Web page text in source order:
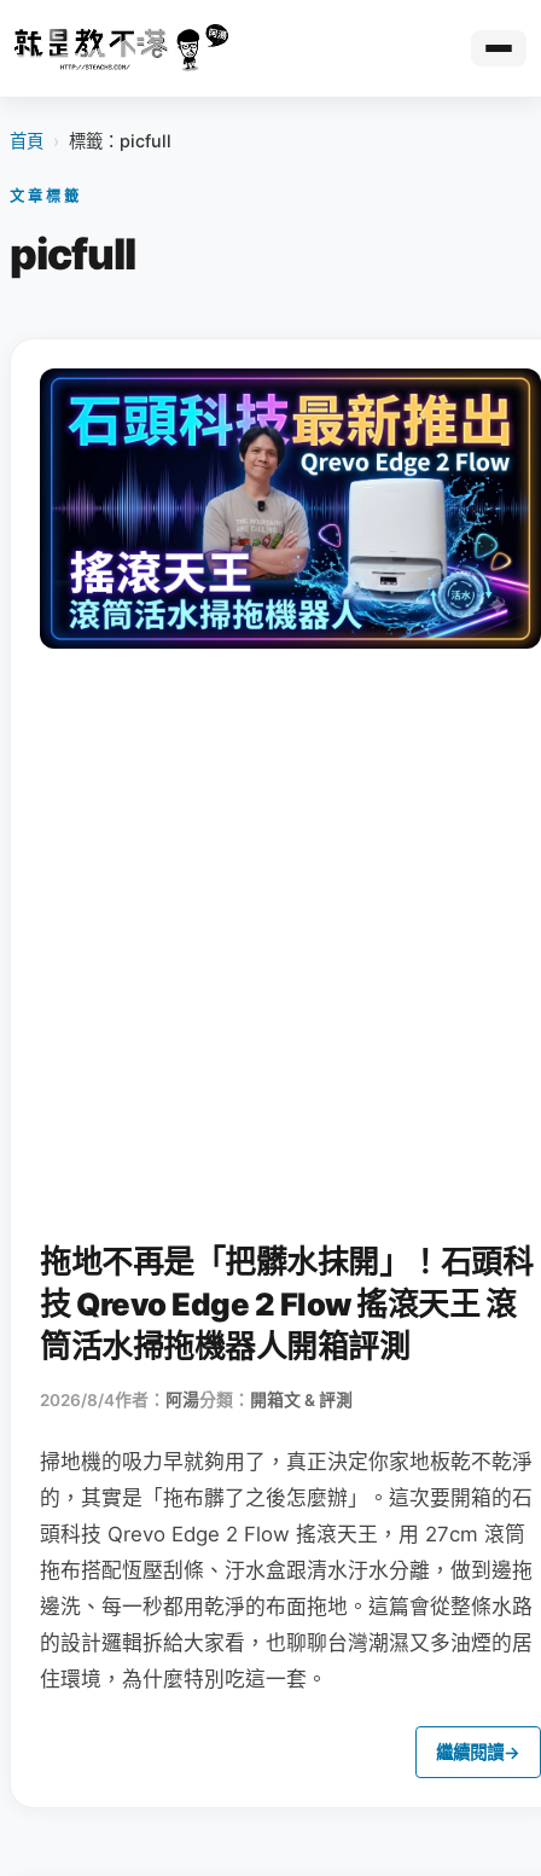
首頁 › 標籤：picfull
文章標籤
picfull
拖地不再是「把髒水抹開」！石頭科
技 Qrevo Edge 2 Flow 搖滾天王 滾
筒活水掃拖機器人開箱評測
2026/8/4作者： 阿湯分類： 開箱文 & 評測
掃地機的吸力早就夠用了，真正決定你家地板乾不乾淨
的，其實是「拖布髒了之後怎麼辦」。這次要開箱的石
頭科技 Qrevo Edge 2 Flow 搖滾天王，用 27cm 滾筒
拖布搭配恆壓刮條、汙水盒跟清水汙水分離，做到邊拖
邊洗、每一秒都用乾淨的布面拖地。這篇會從整條水路
的設計邏輯拆給大家看，也聊聊台灣潮濕又多油煙的居
住環境，為什麼特別吃這一套。
繼續閱讀→